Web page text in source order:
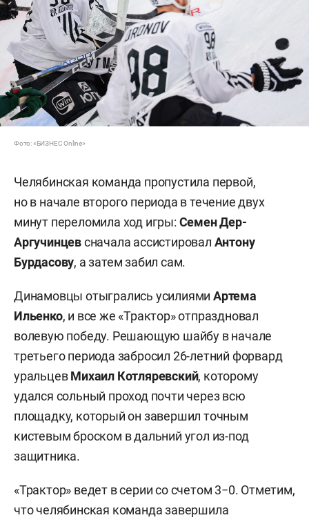
Фото: «БИЗНЕС Online»
Челябинская команда пропустила первой,
но в начале второго периода в течение двух
минут переломила ход игры: Семен Дер-
Аргучинцевсначала ассистировал Антону
Бурдасову, а затем забил сам.
Динамовцы отыгрались усилиями Артема
Ильенко, и все же «Трактор» отпраздновал
волевую победу. Решающую шайбу в начале
третьего периода забросил 26-летний форвард
уральцевМихаил Котляревский, которому
удался сольный проход почти через всю
площадку, который он завершил точным
кистевым броском в дальний угол из-под
защитника.
«Трактор» ведет в серии со счетом 3−0. Отметим,
что челябинская команда завершила